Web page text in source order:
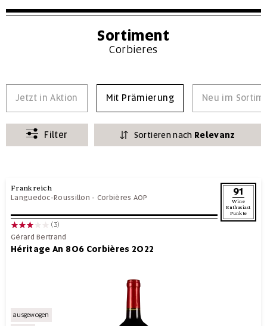
Sortiment
Corbieres
Jetzt in Aktion Mit Prämierung Neu im
Filter Sortieren nach Relevanz
Frankreich
Languedoc-Roussillon - Corbières AOP 91
Wine
Enthusiast
Punkte
(3)
Gérard Bertrand
Héritage An 806 Corbières 2022
ausgewogen